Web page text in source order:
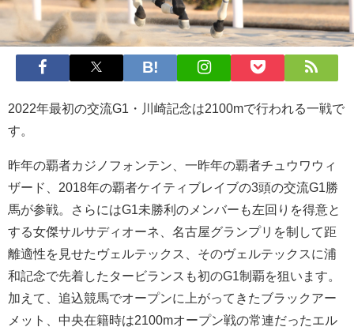
2022年最初の交流G1・川崎記念は2100mで行われる一戦で
す。
昨年の覇者カジノフォンテン、一昨年の覇者チュウワウィ
ザード、2018年の覇者ケイティブレイブの3頭の交流G1勝
馬が参戦。さらにはG1未勝利のメンバーも左回りを得意と
する女傑サルサディオーネ、名古屋グランプリを制して距
離適性を見せたヴェルテックス、そのヴェルテックスに浦
和記念で先着したタービランスも初のG1制覇を狙います。
加えて、追込競馬でオープンに上がってきたブラックアー
メット、中央在籍時は2100mオープン戦の常連だったエル